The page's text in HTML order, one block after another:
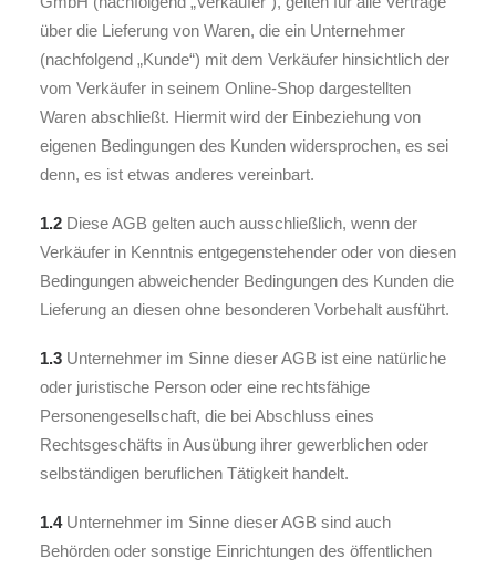
über die Lieferung von Waren, die ein Unternehmer
(nachfolgend „Kunde“) mit dem Verkäufer hinsichtlich der
vom Verkäufer in seinem Online-Shop dargestellten
Waren abschließt. Hiermit wird der Einbeziehung von
eigenen Bedingungen des Kunden widersprochen, es sei
denn, es ist etwas anderes vereinbart.
1.2 Diese AGB gelten auch ausschließlich, wenn der
Verkäufer in Kenntnis entgegenstehender oder von diesen
Bedingungen abweichender Bedingungen des Kunden die
Lieferung an diesen ohne besonderen Vorbehalt ausführt.
1.3 Unternehmer im Sinne dieser AGB ist eine natürliche
oder juristische Person oder eine rechtsfähige
Personengesellschaft, die bei Abschluss eines
Rechtsgeschäfts in Ausübung ihrer gewerblichen oder
selbständigen beruflichen Tätigkeit handelt.
1.4Unternehmer im Sinne dieser AGB sind auch
Behörden oder sonstige Einrichtungen des öffentlichen